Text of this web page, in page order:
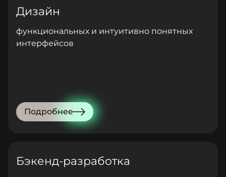
Дизайн
функциональных и интуитивно понятных
интерфейсов
Подробнее
Бэкенд-разработка